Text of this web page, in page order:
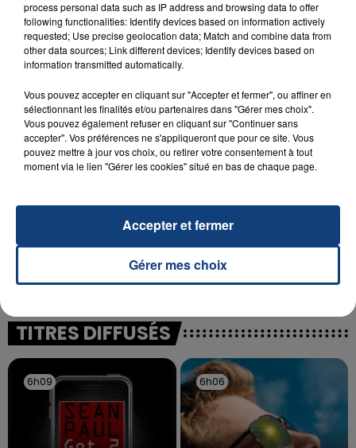
23 juillet 2026
INCENDIE MORTEL À LENS : UNE FEMME ET
SON BÉBÉ ENTRE LA VIE ET LA...
aspergé sa compagne et leur bébé de trois mois
d'un liquide inflammable.
UNE ADOLESCENTE DEVANT SE FAIRE
OPÉRER DE LA CHEVILLE RESSORT DE LA...
La famille a porté plainte contre la clinique qui a
excuses.
TITRES DIFFUSÉS
6h09
6h09 6h06
6h06
process personal data such as IP address and browsing data to offer
following functionalities: Identify devices based on information actively
requested; Use precise geolocation data; Match and combine data from
other data sources; Link different devices; Identify devices based on
information transmitted automatically.
Vous pouvez accepter en cliquant sur "Accepter et fermer", ou affiner en
sélectionnant les finalités et/ou partenaires dans "Gérer mes choix".
Vous pouvez également refuser en cliquant sur "Continuer sans
accepter". Vos préférences ne s'appliqueront que pour ce site. Vous
pouvez mettre à jour vos choix, ou retirer votre consentement à tout
moment via le lien "Gérer les cookies" situé en bas de chaque page.
Gérer mes choix
Accepter et fermer